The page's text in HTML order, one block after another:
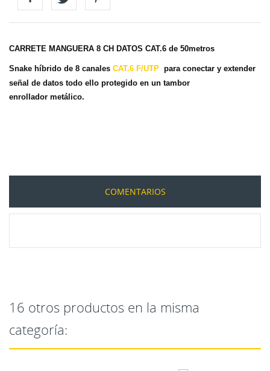
CARRETE MANGUERA 8 CH DATOS CAT.6 de 50metros
Snake híbrido de 8 canales CAT.6 F/UTP para conectar y extender
señal de datos todo ello protegido en un tambor
enrollador metálico.
COMENTARIOS
16 otros productos en la misma
categoría: